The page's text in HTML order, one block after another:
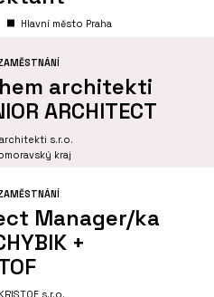
Hlavní město Praha
architekti
ARCHITECT
s.r.o.
kraj
Manager/ka
+
s.r.o.